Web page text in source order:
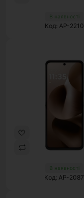
В наявності
Код: AP-2210
В наявності
Код: AP-2087